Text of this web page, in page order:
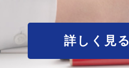
詳しく見る